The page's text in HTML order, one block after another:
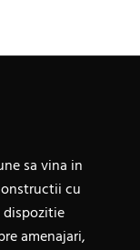
sa vina in
cu
amenajari,